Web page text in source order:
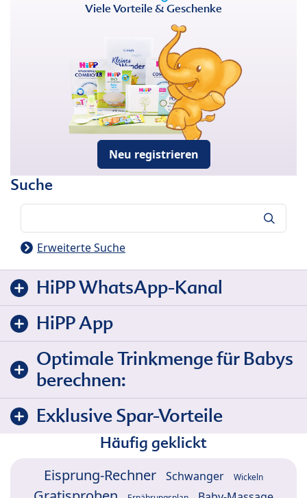
Viele Vorteile & Geschenke
Neu registrieren
Suche
Erweiterte Suche
HiPP WhatsApp-Kanal
HiPP App
Optimale Trinkmenge für Babys
berechnen:
Exklusive Spar-Vorteile
Häufig geklickt
Eisprung-Rechner Schwanger Wickeln